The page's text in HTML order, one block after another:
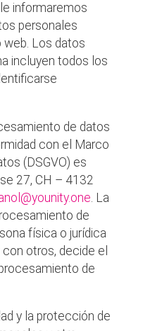
informaremos
personales
Los datos
incluyen todos los
de datos
con el Marco
(DSGVO) es
27, CH – 4132
. La
de
física o jurídica
otros, decide el
de
y la protección de